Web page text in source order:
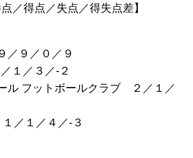
／得点／失点／得失点差】
９／０／９
１／３／-２
ル フットボールクラブ ２／１／
／１／４／-３